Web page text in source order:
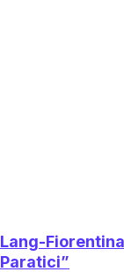
Lang-
Paratici”